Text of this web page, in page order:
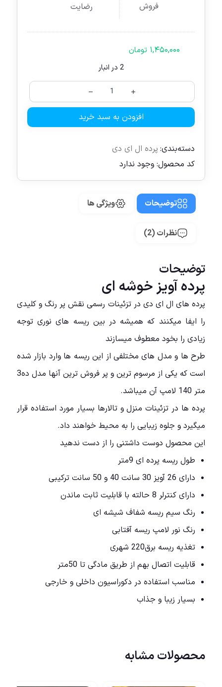
فروش رضایت
۱,۴۵۰,۰۰۰ تومان
2 در انبار
افزودن به سبد خرید
دسته‌بندی: پرده ال ای دی
کد محصول: وجود ندارد
توضیحات ویژگی ها
نظرات (2)
توضیحات
پرده آویز خوشه ای
پرده های ال ای دی در تزئینات رسمی نقش پر رنگ و کلیدی
را ایفا میکنند که همیشه در بین ریسه های نوری توجه
زیادی را بخود معطوف میسازند
طرح ها و مدل های مختلفی از این ریسه ها وارد بازار شده
است که یکی از مرسوم ترین و پر فروش ترین آنها مدل ده3
متر 140 لامپ آن میباشد.
پرده ها در تزئینات منزل و تالارها بسیار مورد استفاده قرار
میگیرد و جلوه زیبایی را به محیط خواهند داد.
این محصول دوست داشتنی را از دست ندهید
طول ریسه پرده ای 9متر
دارای 26 آویز 30 سانت 40 و 50 سانت ترکیبی
دارای کنترلر 8 حالته با قابلیت ثابت ماندن
رنگ سیم ریسه شفاف شیشه ای
رنگ نور لامپ ریسه آفتابی
تغذیه ریسه برق220 شهری
قابلیت اتصال بهم از طریق مادگی تا 50متر
مناسب استفاده در دکوراسیون داخلی و خارجی
بسیار زیبا و جذاب
محصولات مشابه